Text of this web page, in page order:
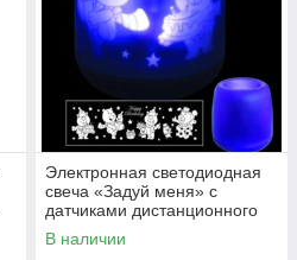
Электронная светодиодная
свеча «Задуй меня» с
датчиками дистанционного
включения (B2 С днем
рождения)
В наличии